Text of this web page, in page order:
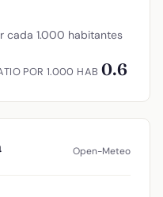
cada 1.000 habitantes
POR 1.000 HAB 0.6
Open-Meteo